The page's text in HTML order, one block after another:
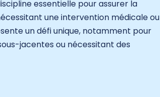
essentielle pour assurer la
une intervention médicale ou
un défi unique, notamment pour
jacentes ou nécessitant des